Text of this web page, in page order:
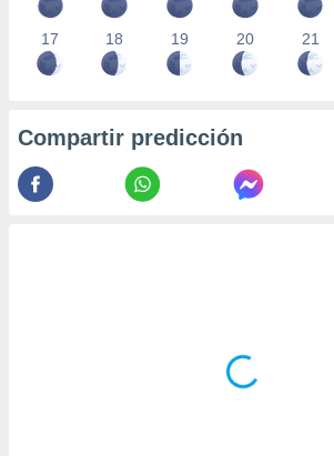
17 18 19 20 21
Compartir predicción